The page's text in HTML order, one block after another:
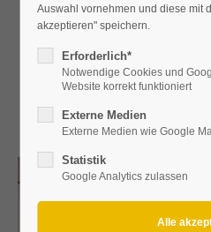
Der Eintrag "offcanvas-col3"
Der Eintrag "offcanvas-col4"
WIR
WEIHNACHTEN
Auswahl vornehmen und diese mit
akzeptieren" speichern.
Erforderlich*
Notwendige Cookies und
Website korrekt funktioniert
Externe Medien
Externe Medien wie Google
Statistik
Google Analytics zulassen